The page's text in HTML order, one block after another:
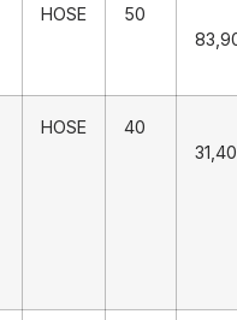
HOSE
50
HOSE
40